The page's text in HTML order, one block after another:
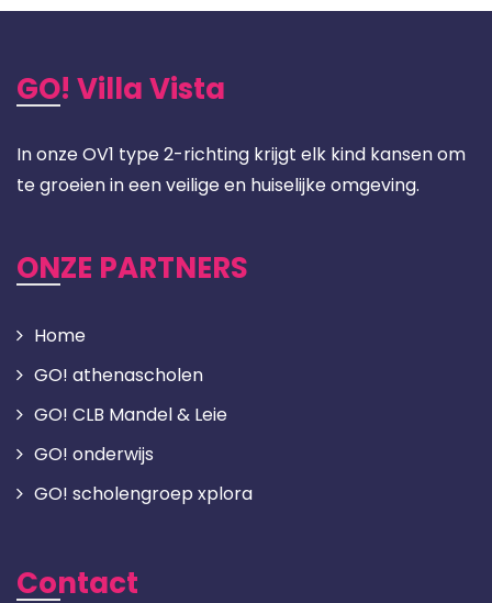
GO! Villa Vista
In onze OV1 type 2-richting krijgt elk kind kansen om
te groeien in een veilige en huiselijke omgeving.
ONZE PARTNERS
Home
GO! athenascholen
GO! CLB Mandel & Leie
GO! onderwijs
GO! scholengroep xplora
Contact